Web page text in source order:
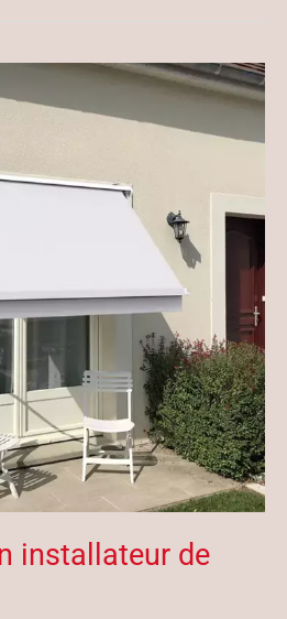
installateur de